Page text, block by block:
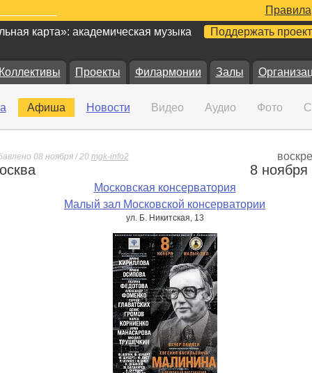
Правила
карта»: академическая музыка Поддержать проект
Коллективы Проекты Филармонии Залы
Афиша Новости Видео Аудио Фото
08 ноября / 20 mgk-info2
8 ноября
Московская консерватория
Малый зал Московской консерватории
ул. Б. Никитская, 13